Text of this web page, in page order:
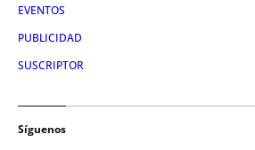
EVENTOS
PUBLICIDAD
SUSCRIPTOR
Síguenos